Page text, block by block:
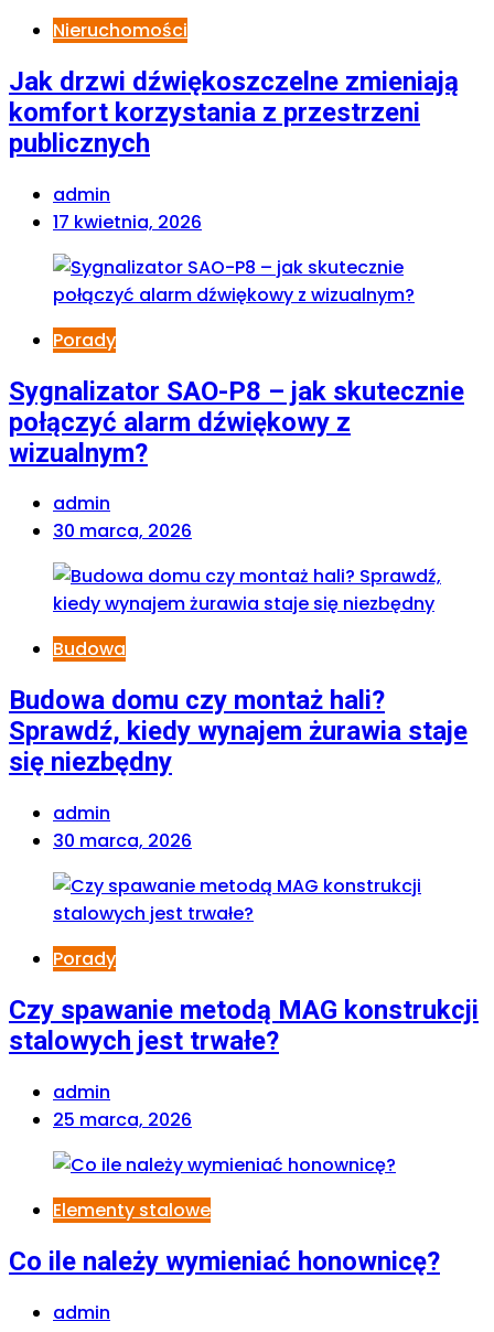
Nieruchomości
Jak drzwi dźwiękoszczelne zmieniają
komfort korzystania z przestrzeni
publicznych
admin
17 kwietnia, 2026
Porady
Sygnalizator SAO-P8 – jak skutecznie
połączyć alarm dźwiękowy z
wizualnym?
admin
30 marca, 2026
Budowa
Budowa domu czy montaż hali?
Sprawdź, kiedy wynajem żurawia staje
się niezbędny
admin
30 marca, 2026
Porady
Czy spawanie metodą MAG konstrukcji
stalowych jest trwałe?
admin
25 marca, 2026
Elementy stalowe
Co ile należy wymieniać honownicę?
admin